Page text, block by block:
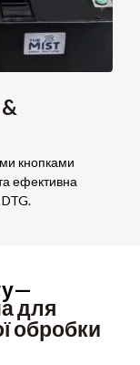
кнопками
ефективна
для
обробки